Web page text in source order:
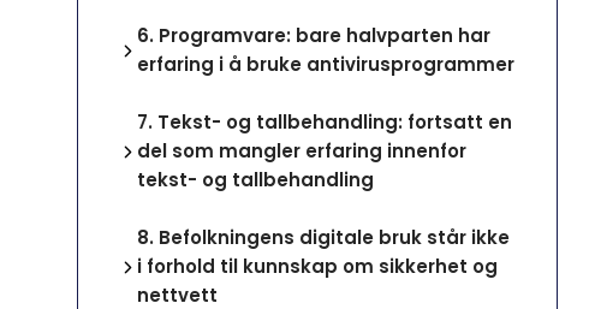
6. Programvare: bare halvparten har
erfaring i å bruke antivirusprogrammer
7. Tekst- og tallbehandling: fortsatt en
del som mangler erfaring innenfor
tekst- og tallbehandling
8. Befolkningens digitale bruk står ikke
i forhold til kunnskap om sikkerhet og
nettvett